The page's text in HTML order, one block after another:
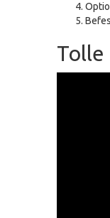
Tolle